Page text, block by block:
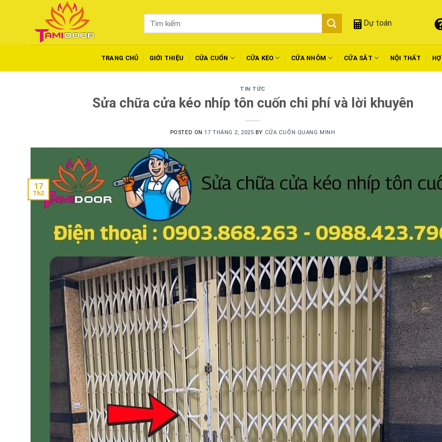
Tìm
Dự toán
TRANG CHỦ GIỚI THIỆU CỬA CUỐN CỬA KÉO CỬA NHÔM CỬA SẮT NỘI THẤT
TIN TỨC
Sửa chữa cửa kéo nhíp tôn cuốn chi phí và lời khuyên
POSTED ON17 THÁNG 2, 2025 BY CỬA CUỐN QUANG MINH
17
Th2